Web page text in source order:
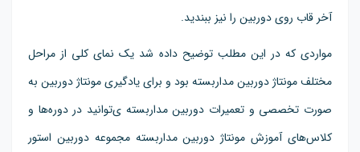
آخر قاب روی دوربین را نیز ببندید.
مواردی که در این مطلب توضیح داده شد یک نمای کلی از مراحل
مختلف مونتاژ دوربین مداربسته بود و برای یادگیری مونتاژ دوربین به
صورت تخصصی و تعمیرات دوربین مداربسته ی‌توانید در دوره‌ها و
کلاس‌های آموزش مونتاژ دوربین مداربسته مجموعه دوربین استور